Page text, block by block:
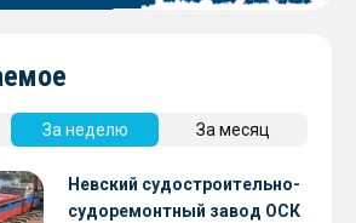
За неделю За месяц
Невский судостроительно-
судоремонтный завод ОСК